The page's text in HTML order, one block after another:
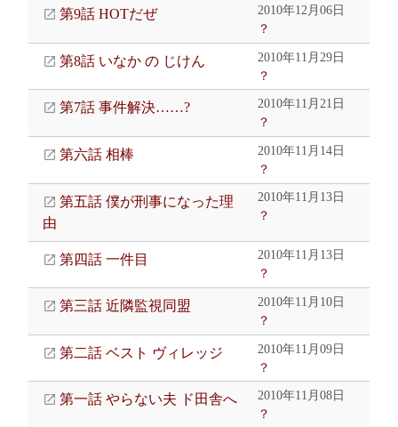
第9話 HOTだぜ
2010年12月06日
？
第8話 いなか の じけん
2010年11月29日
？
第7話 事件解決……?
2010年11月21日
？
第六話 相棒
2010年11月14日
？
第五話 僕が刑事になった理
由
2010年11月13日
？
第四話 一件目
2010年11月13日
？
第三話 近隣監視同盟
2010年11月10日
？
第二話 ベスト ヴィレッジ
2010年11月09日
？
第一話 やらない夫 ド田舎へ
2010年11月08日
？